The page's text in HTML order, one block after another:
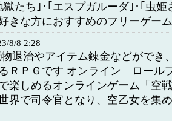
たち｣･｢エスプガルーダ｣･｢虫姫
きな方におすすめのフリーゲー
8/8 2:28
退治やアイテム錬金などができ
ＲＰＧです オンライン ロー
楽しめるオンラインゲーム「空
界で司令官となり、空乙女を集